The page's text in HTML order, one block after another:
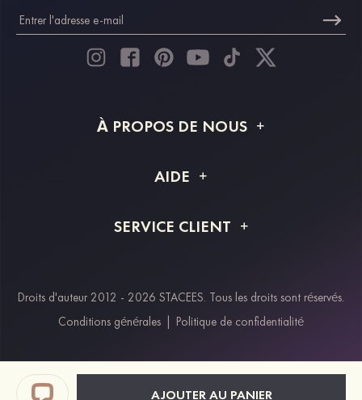
AJOUTER AU PANIER
À PROPOS DE NOUS
Livraison
AIDE
Retour et remboursement
SERVICE CLIENT
Modes de paiement
Klarna
Paypal
Droits d'auteur 2012 - 2026 STACEES. Tous les droits sont réservés.
Conditions générales
Politique de confidentialité